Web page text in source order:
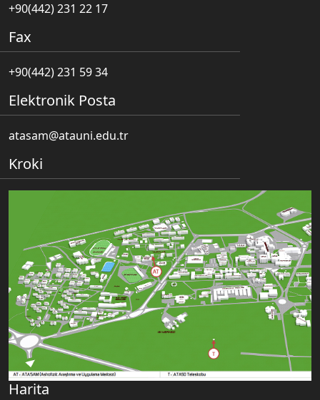
+90(442) 231 22 17
Fax
+90(442) 231 59 34
Elektronik Posta
atasam@atauni.edu.tr
Kroki
Harita